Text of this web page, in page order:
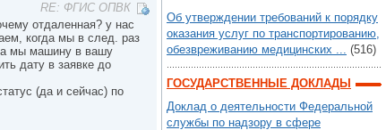
RE: ФГИС ОПВК
отдаленная? у нас
когда мы в след. раз
мы машину в вашу
дату в заявке до
(да и сейчас) по
Об утверждении требований к порядку
оказания услуг по транспортированию,
обезвреживанию медицинских ... (516)
ГОСУДАРСТВЕННЫЕ ДОКЛАДЫ
Доклад о деятельности Федеральной
службы по надзору в сфере